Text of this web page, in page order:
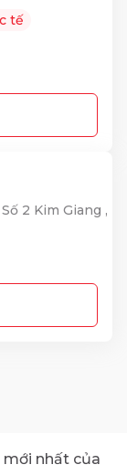
tế
Số 2 Kim Giang ,
nhất của